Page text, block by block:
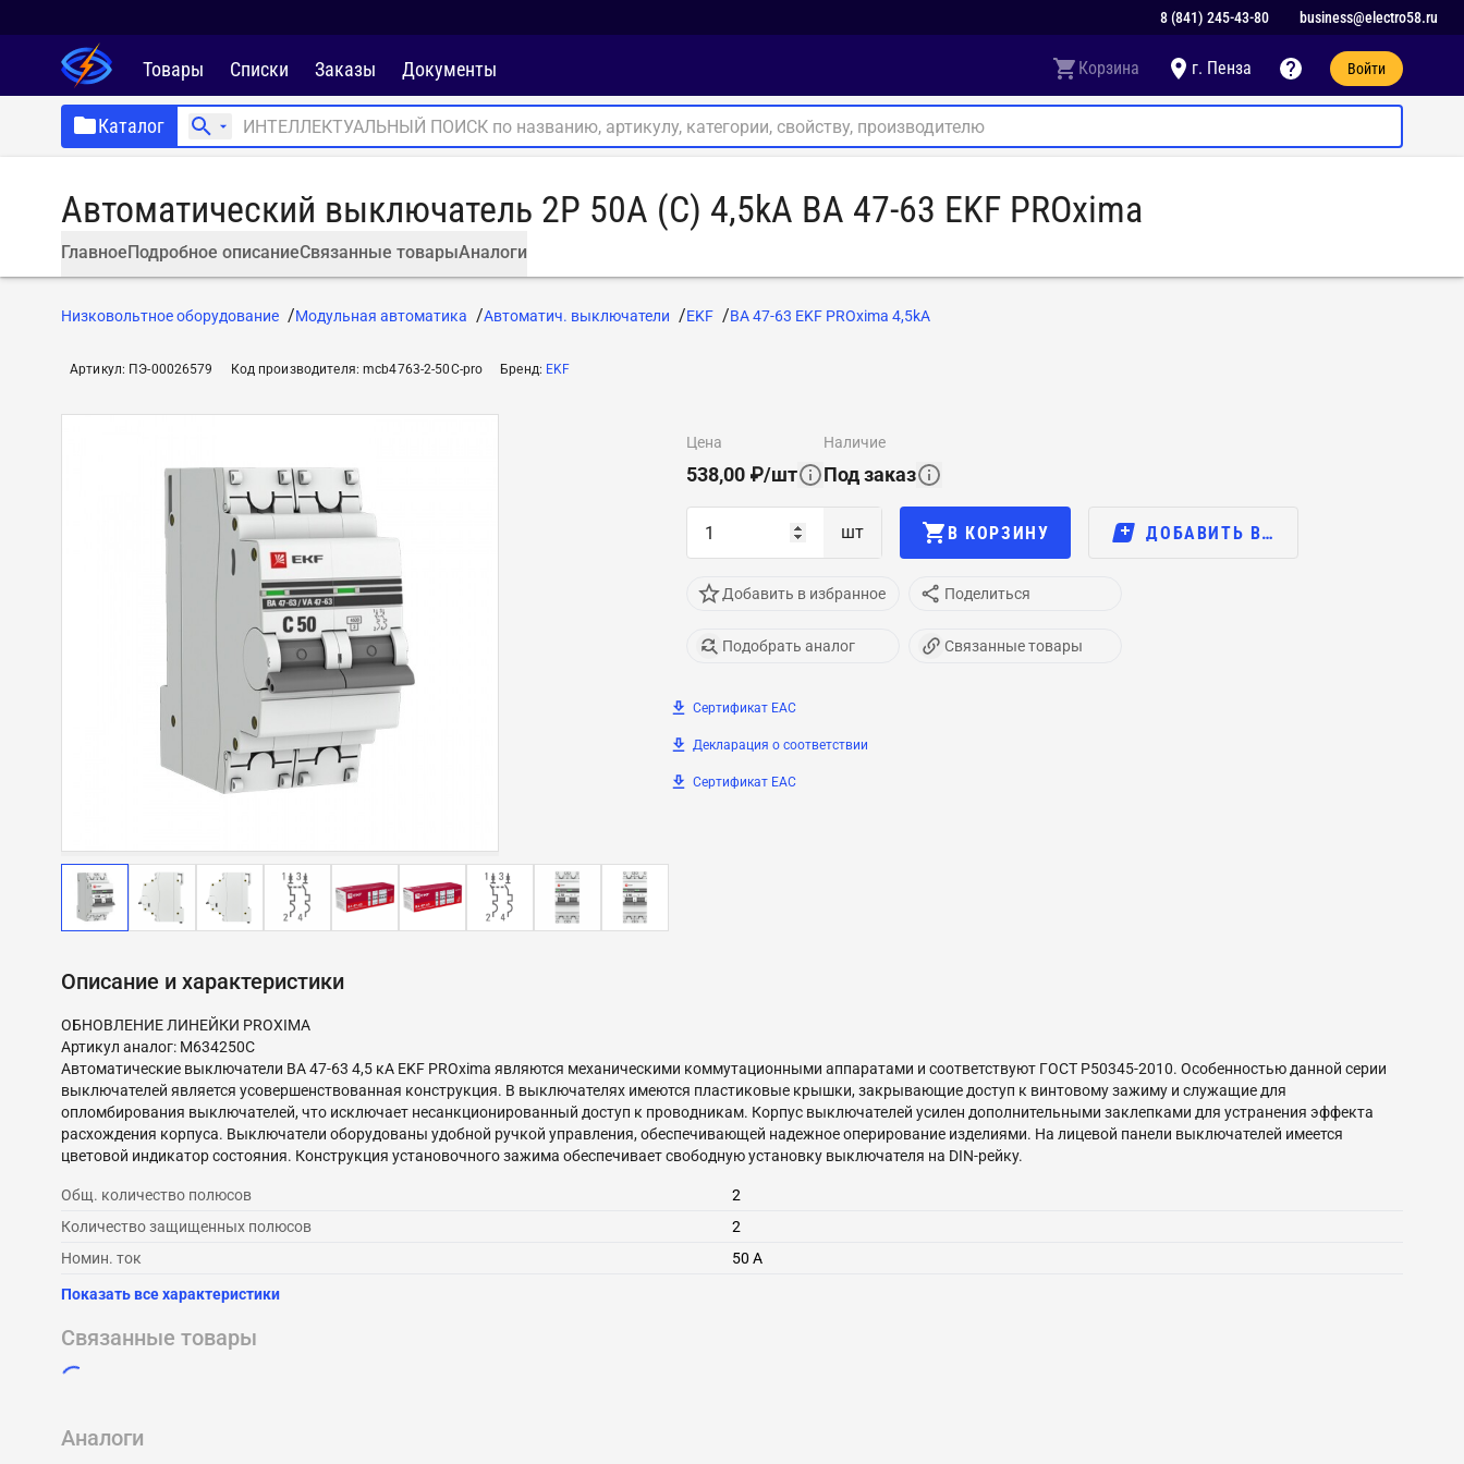
8 (841) 245-43-80 business@electro58.ru
Товары Списки Заказы Документы Корзина г. Пенза Войти
Каталог
Автоматический выключатель 2P 50А (C) 4,5kA ВА 47-63 EKF PROxima
ГлавноеПодробное описаниеСвязанные товарыАналоги
Низковольтное оборудование Модульная автоматика Автоматич. выключатели EKF ВА 47-63 EKF PROxima 4,5kA
Артикул: ПЭ-00026579 Код производителя:mcb4763-2-50C-pro Бренд: EKF
цена
538,00 ₽/шт
наличие
Под заказ
шт В КОРЗИНУ ДОБАВИТЬ В…
Добавить в избранное Поделиться
Подобрать аналог Связанные товары
Сертификат EAC
Декларация о соответствии
Сертификат EAC
Описание и характеристики
ОБНОВЛЕНИЕ ЛИНЕЙКИ PROXIMA
Артикул аналог: M634250C
Автоматические выключатели ВА 47-63 4,5 кА EKF PROxima являются механическими коммутационными аппаратами и соответствуют ГОСТ Р50345-2010. Особенностью данной серии
выключателей является усовершенствованная конструкция. В выключателях имеются пластиковые крышки, закрывающие доступ к винтовому зажиму и служащие для
опломбирования выключателей, что исключает несанкционированный доступ к проводникам. Корпус выключателей усилен дополнительными заклепками для устранения эффекта
расхождения корпуса. Выключатели оборудованы удобной ручкой управления, обеспечивающей надежное оперирование изделиями. На лицевой панели выключателей имеется
цветовой индикатор состояния. Конструкция установочного зажима обеспечивает свободную установку выключателя на DIN-рейку.
Общ. количество полюсов
2
Количество защищенных полюсов
2
Номин. ток
50 А
Показать все характеристики
Связанные товары
Аналоги